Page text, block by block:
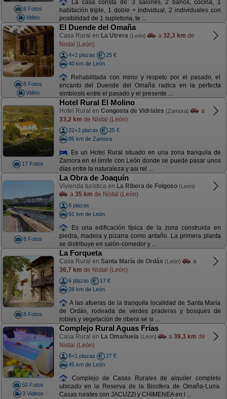
8 Fotos
Video
La casa consta de: 3 salones, 2 baños, cocina, 1
habitación triple, 1 doble + individual, 2 individuales con
posibilidad de 1 supletoria, te ...
8 Fotos
Video
El Duende del Omaña
Casa Rural en La Utrera (León) a 32,3 km de
Nistal (León)
4+2 plazas
25 €
40 km de León
Rehabilitada con mimo y respeto por el pasado, el
encanto del Duende del Omaña radica en la perfecta
simbiosis entre el pasado y el presente ...
17 Fotos
Hotel Rural El Molino
Hotel Rural en Congosta de Vidriales (Zamora)
a
33,2 km de Nistal (León)
22+3 plazas
25 €
85 km de Zamora
Es un Hotel Rural situado en una zona tranquila de
Zamora en el límite con León donde se puede pasar unos
días entre la naturaleza y asi rel ...
8 Fotos
La Obra de Joaquín
Vivienda turística en La Ribera de Folgoso (León)
a 35 km de Nistal (León)
8 plazas
91 km de León
Es una edificación típica de la zona construida en
piedra, madera y pizarra como antaño. La primera planta
se distribuye en salón-comedor y ...
8 Fotos
La Forqueta
Casa Rural en Santa María de Ordás (León)
a
36,7 km de Nistal (León)
6 plazas
17 €
28 km de León
A las afueras de la tranquila localidad de Santa María
de Ordás, rodeada de verdes praderas y bosques de
robles y vegetación de ribera se si ...
50 Fotos
3 Videos
Complejo Rural Aguas Frías
Casa Rural en La Omañuela (León) a 39,3 km de
Nistal (León)
8+1 plazas
27 €
45 km de León
Complejo de Casas Rurales de alquiler completo
ubicado en la Reserva de la Biosfera de Omaña-Luna.
Casas rurales con JACUZZI y CHIMENEA en l ...